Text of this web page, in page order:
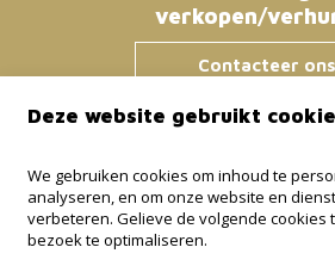
verkopen/
Contacteer ons
Immo Bosmans
Klokstraat 25 / 21
3600 Genk
Deze website gebruikt
We gebruiken cookies om inhoud te
analyseren, en om onze website en
verbeteren. Gelieve de volgende cookies
bezoek te optimaliseren.